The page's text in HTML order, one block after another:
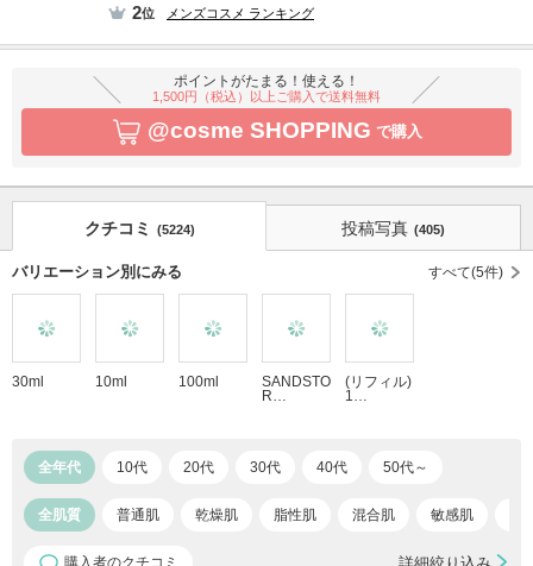
2位 メンズコスメ ランキング
ポイントがたまる！使える！
1,500円（税込）以上ご購入で送料無料
@cosme SHOPPING で購入
クチコミ (5224) 投稿写真 (405)
バリエーション別にみる すべて(5件)
30ml 10ml 100ml
SANDSTO
R…
(リフィル)
1…
全年代 10代 20代 30代 40代 50代～
全肌質 普通肌 乾燥肌 脂性肌 混合肌 敏感肌
購入者のクチコミ